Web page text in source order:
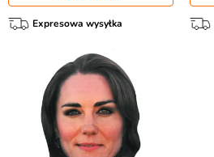
Expresowa wysyłka